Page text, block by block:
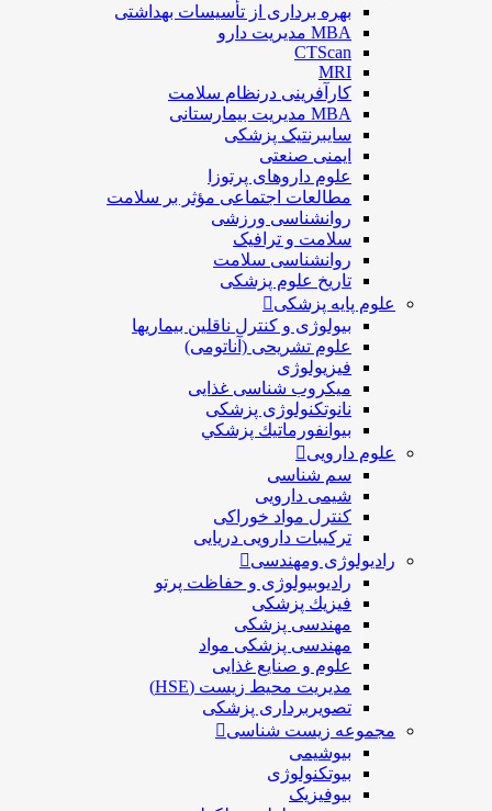
بهره برداری از تأسیسات بهداشتی
MBA مدیریت دارو
CTScan
MRI
کارآفرینی درنظام سلامت
MBA مدیریت بیمارستانی
سایبرنتیک پزشکی
ایمنی صنعتی
علوم داروهای پرتوزا
مطالعات اجتماعی مؤثر بر سلامت
روانشناسی ورزشی
سلامت و ترافیک
روانشناسی سلامت
تاریخ علوم پزشکی
علوم پایه پزشکی
بیولوژی و کنترل ناقلین بیماریها
علوم تشریحی (آناتومی)
فیزیولوژی
ميكروب شناسی غذایی
نانوتکنولوژی پزشکی
بيوانفورماتيك پزشكي
علوم دارویی
سم شناسی
شیمی دارویی
کنترل مواد خوراکی
ترکیبات دارویی دریایی
رادیولوژی ومهندسی
رادیوبیولوژی و حفاظت پرتو
فيزيك پزشکی
مهندسی پزشکی
مهندسی پزشکی مواد
علوم و صنايع غذایی
مدیریت محیط زیست (HSE)
تصویربرداری پزشکی
مجموعه زیست شناسی
بیوشیمی
بیوتکنولوژی
بیوفیزیک